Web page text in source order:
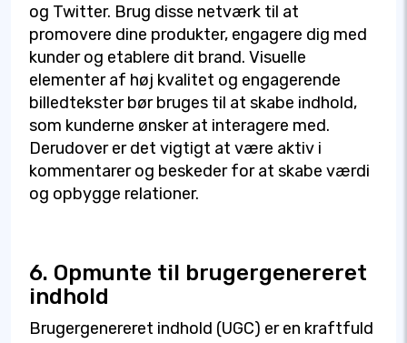
og Twitter. Brug disse netværk til at
promovere dine produkter, engagere dig med
kunder og etablere dit brand. Visuelle
elementer af høj kvalitet og engagerende
billedtekster bør bruges til at skabe indhold,
som kunderne ønsker at interagere med.
Derudover er det vigtigt at være aktiv i
kommentarer og beskeder for at skabe værdi
og opbygge relationer.
6. Opmunte til brugergenereret
indhold
Brugergenereret indhold (UGC) er en kraftfuld